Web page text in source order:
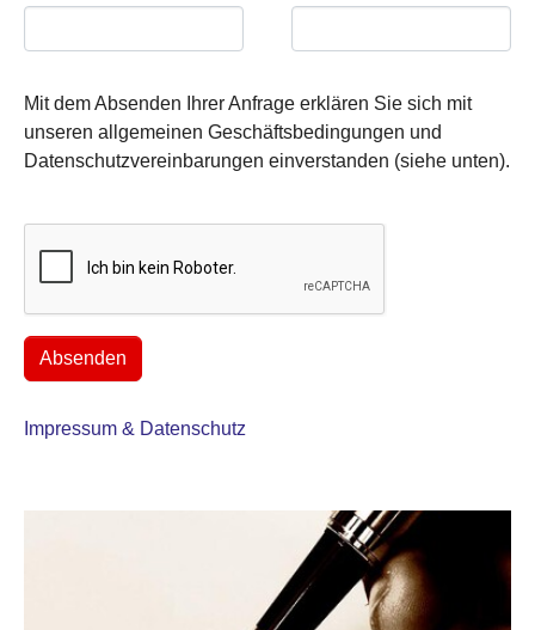
Mit dem Absenden Ihrer Anfrage erklären Sie sich mit
unseren allgemeinen Geschäftsbedingungen und
Datenschutzvereinbarungen einverstanden (siehe unten).
Absenden
Impressum & Datenschutz